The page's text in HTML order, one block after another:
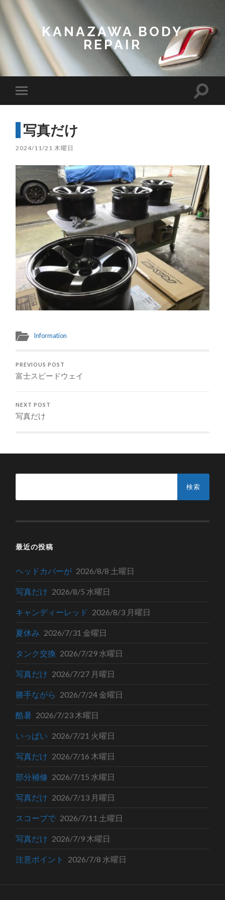
KANAZAWA BODY
REPAIR
mobile
Toggle
写真だけ
2024/11/21 木曜日
Information
PREVIOUS POST
富士スピードウェイ
NEXT POST
写真だけ
最近の投稿
ヘッドカバーが 2026/8/8 土曜日
写真だけ 2026/8/5 水曜日
キャンディーレッド 2026/8/3 月曜日
夏休み 2026/7/31 金曜日
タンク交換 2026/7/29 水曜日
写真だけ 2026/7/27 月曜日
勝手ながら 2026/7/24 金曜日
酷暑 2026/7/23 木曜日
いっぱい 2026/7/21 火曜日
写真だけ 2026/7/16 木曜日
部分補修 2026/7/15 水曜日
写真だけ 2026/7/13 月曜日
スコープで 2026/7/11 土曜日
写真だけ 2026/7/9 木曜日
注意ポイント 2026/7/8 水曜日